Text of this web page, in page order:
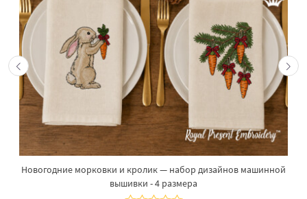
Новогодние морковки и кролик — набор дизайнов машинной
вышивки - 4 размера